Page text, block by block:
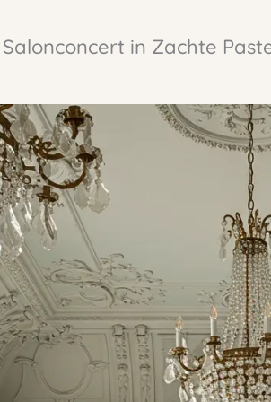
Salonconcert in Zachte